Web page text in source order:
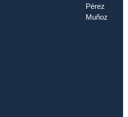
Pérez
Muñoz